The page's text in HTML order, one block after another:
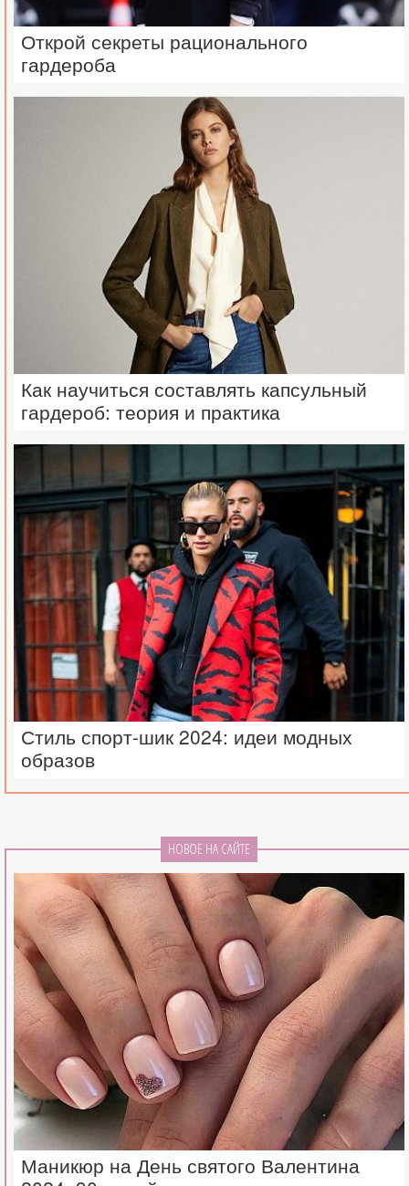
Открой секреты рационального
гардероба
Как научиться составлять капсульный
гардероб: теория и практика
Стиль спорт-шик 2024: идеи модных
образов
НОВОЕ НА САЙТЕ
Маникюр на День святого Валентина